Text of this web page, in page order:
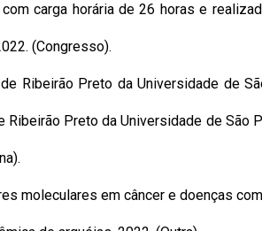
carga horária de 26 horas e
(Congresso).
Ribeirão Preto da Universidade de
Preto da Universidade de São
moleculares em câncer e doenças